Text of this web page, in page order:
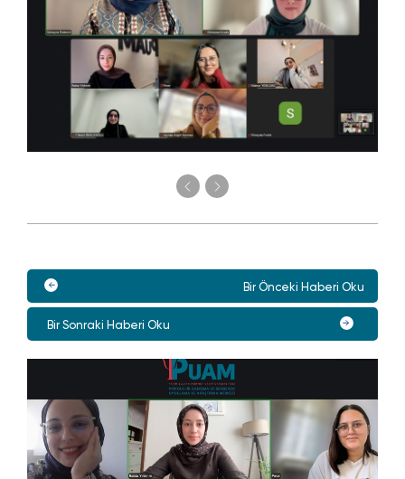
Bir Önceki Haberi Oku
Bir Sonraki Haberi Oku